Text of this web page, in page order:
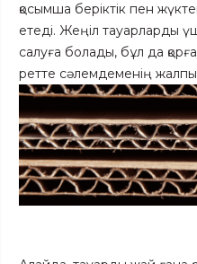
қосымша беріктік пен
етеді. Жеңіл тауарларды
салуға болады, бұл да
ретте сәлемдеменің